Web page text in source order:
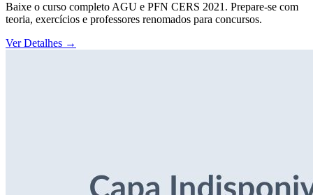
Baixe o curso completo AGU e PFN CERS 2021. Prepare-se com
teoria, exercícios e professores renomados para concursos.
Ver Detalhes →